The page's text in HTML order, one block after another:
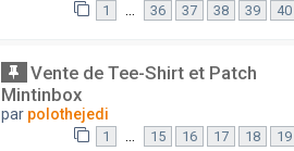
1 36 37 38 39 40
Vente de Tee-Shirt et Patch
Mintinbox
par polothejedi
1 … 15 16 17 18 19